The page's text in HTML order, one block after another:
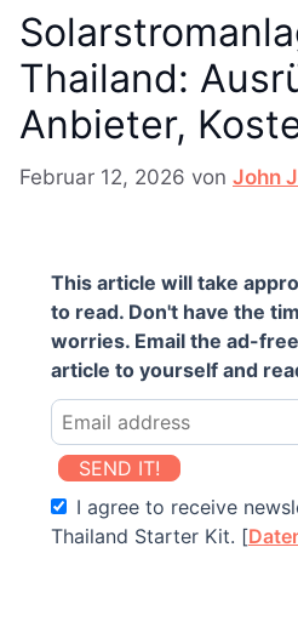
Thailand:
Anbieter,
Februar 12, 2026 von John
This article will take
to read. Don't have the
worries. Email the ad-
article to yourself and
SEND IT!
I agree to receive
Thailand Starter Kit. [